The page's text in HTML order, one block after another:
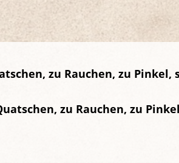
zu Rauchen, zu Pinkel,
zu Rauchen, zu